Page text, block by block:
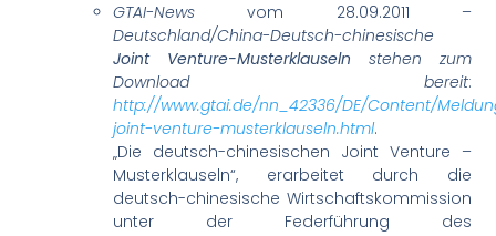
GTAI-News vom 28.09.2011 –
Deutschland/China-Deutsch-chinesische
Joint Venture-Musterklauseln stehen zum
Download bereit:
http://www.gtai.de/nn_42336/DE/Content/
joint-venture-musterklauseln.html.
„Die deutsch-chinesischen Joint Venture –
Musterklauseln“, erarbeitet durch die
deutsch-chinesische Wirtschaftskommission
unter der Federführung des